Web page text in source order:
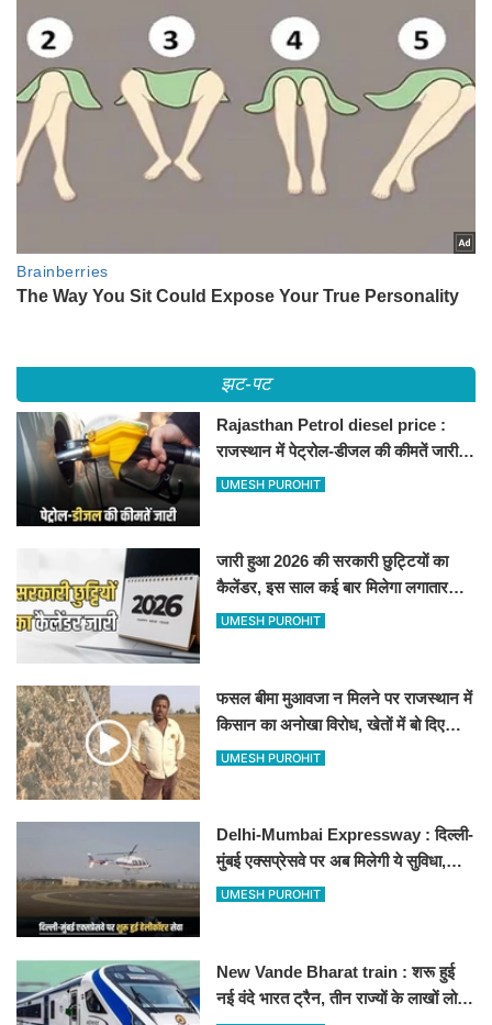
झट-पट
Rajasthan Petrol diesel price :
राजस्थान में पेट्रोल-डीजल की कीमतें जारी,
जानिए बीकानेर समेत पुरे प्रदेश में नए रेट
UMESH PUROHIT
जारी हुआ 2026 की सरकारी छुट्टियों का
कैलेंडर, इस साल कई बार मिलेगा लगातार
अवकाश, देखें
UMESH PUROHIT
फसल बीमा मुआवजा न मिलने पर राजस्थान में
किसान का अनोखा विरोध, खेतों में बो दिए
500-500 रुपए के नोट, वीडियो वायरल
UMESH PUROHIT
Delhi-Mumbai Expressway : दिल्ली-
मुंबई एक्सप्रेसवे पर अब मिलेगी ये सुविधा,
हेलीकॉप्टर सर्विस से तुरंत घायल पहुंचेगा
UMESH PUROHIT
New Vande Bharat train : शरू हुई
नई वंदे भारत ट्रैन, तीन राज्यों के लाखों लोगों